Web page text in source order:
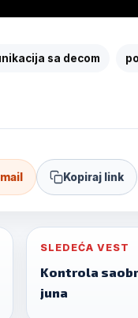
sa decom
Kopiraj link
SLEDEĆA VEST
Kontrola
juna